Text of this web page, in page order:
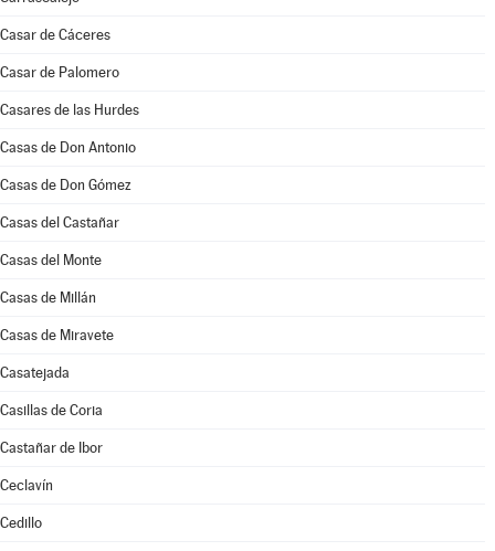
Casar de Cáceres
Casar de Palomero
Casares de las Hurdes
Casas de Don Antonio
Casas de Don Gómez
Casas del Castañar
Casas del Monte
Casas de Millán
Casas de Miravete
Casatejada
Casillas de Coria
Castañar de Ibor
Ceclavín
Cedillo